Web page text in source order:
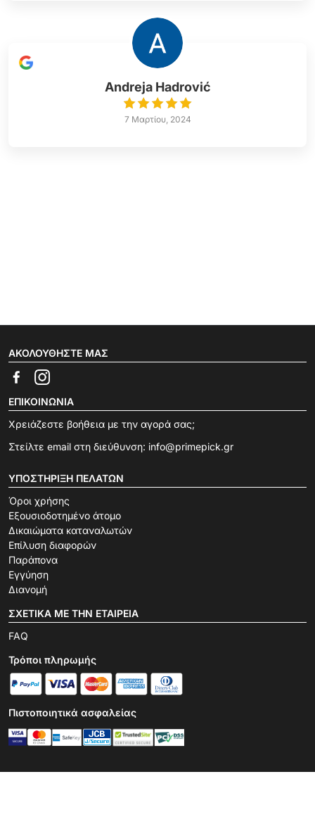
Andreja Hadrović
7 Μαρτίου, 2024
ΑΚΟΛΟΥΘΉΣΤΕ ΜΑΣ
ΕΠΙΚΟΙΝΩΝΊΑ
Χρειάζεστε βοήθεια με την αγορά σας;
Στείλτε email στη διεύθυνση: info@primepick.gr
ΥΠΟΣΤΉΡΙΞΗ ΠΕΛΑΤΏΝ
Όροι χρήσης
Εξουσιοδοτημένο άτομο
Δικαιώματα καταναλωτών
Επίλυση διαφορών
Παράπονα
Εγγύηση
Διανομή
ΣΧΕΤΙΚΆ ΜΕ ΤΗΝ ΕΤΑΙΡΕΊΑ
FAQ
Τρόποι πληρωμής
Πιστοποιητικά ασφαλείας